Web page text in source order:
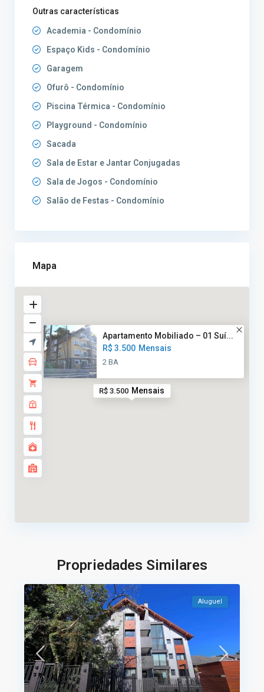
Outras características
Academia - Condomínio
Espaço Kids - Condomínio
Garagem
Ofurô - Condomínio
Piscina Térmica - Condomínio
Playground - Condomínio
Sacada
Sala de Estar e Jantar Conjugadas
Sala de Jogos - Condomínio
Salão de Festas - Condomínio
Mapa
R$ 3.500 Mensais
Apartamento Mobiliado – 01 Suí...
R$ 3.500 Mensais
2 BA
Propriedades Similares
Aluguel